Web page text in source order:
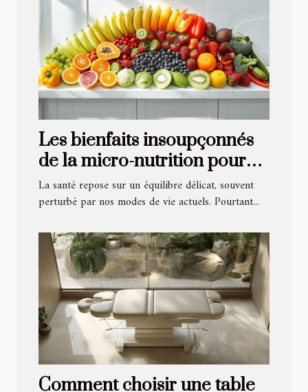
Les bienfaits insoupçonnés
de la micro-nutrition pour
une santé optimale
La santé repose sur un équilibre délicat, souvent
perturbé par nos modes de vie actuels. Pourtant...
Comment choisir une table